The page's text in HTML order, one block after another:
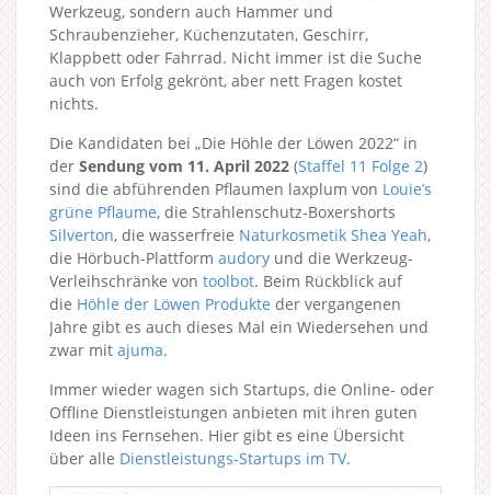
Werkzeug, sondern auch Hammer und
Schraubenzieher, Küchenzutaten, Geschirr,
Klappbett oder Fahrrad. Nicht immer ist die Suche
auch von Erfolg gekrönt, aber nett Fragen kostet
nichts.
Die Kandidaten bei „Die Höhle der Löwen 2022“ in
der Sendung vom 11. April 2022 (Staffel 11 Folge 2)
sind die abführenden Pflaumen laxplum von Louie’s
grüne Pflaume, die Strahlenschutz-Boxershorts
Silverton, die wasserfreie Naturkosmetik Shea Yeah,
die Hörbuch-Plattform audory und die Werkzeug-
Verleihschränke von toolbot. Beim Rückblick auf
die Höhle der Löwen Produkte der vergangenen
Jahre gibt es auch dieses Mal ein Wiedersehen und
zwar mit ajuma.
Immer wieder wagen sich Startups, die Online- oder
Offline Dienstleistungen anbieten mit ihren guten
Ideen ins Fernsehen. Hier gibt es eine Übersicht
über alle Dienstleistungs-Startups im TV.